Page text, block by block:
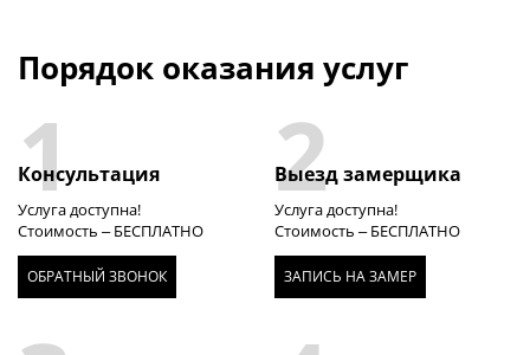
Порядок оказания услуг
1
Консультация
Услуга доступна!
Стоимость – БЕСПЛАТНО
ОБРАТНЫЙ ЗВОНОК
2
Выезд замерщика
Услуга доступна!
Стоимость – БЕСПЛАТНО
ЗАПИСЬ НА ЗАМЕР